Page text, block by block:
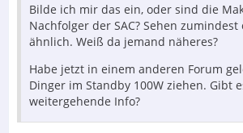
Bilde ich mir das ein, oder sind die
Nachfolger der SAC? Sehen
ähnlich. Weiß da jemand näheres?
Habe jetzt in einem anderen Forum
Dinger im Standby 100W ziehen. Gibt
weitergehende Info?